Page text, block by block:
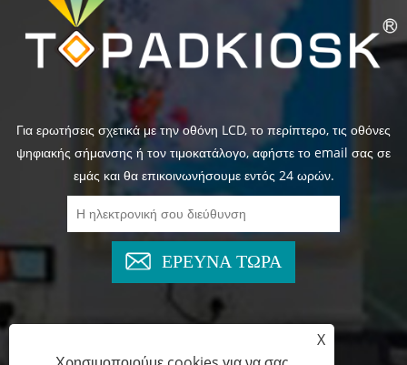
Για ερωτήσεις σχετικά με την οθόνη LCD, το περίπτερο, τις οθόνες
ψηφιακής σήμανσης ή τον τιμοκατάλογο, αφήστε το email σας σε
εμάς και θα επικοινωνήσουμε εντός 24 ωρών.
ΕΡΕΥΝΑ ΤΩΡΑ
X